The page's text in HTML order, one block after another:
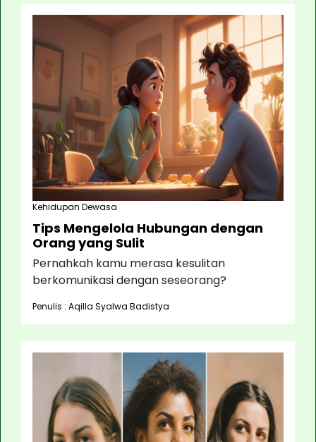
Kehidupan Dewasa
Tips Mengelola Hubungan dengan
Orang yang Sulit
Pernahkah kamu merasa kesulitan
berkomunikasi dengan seseorang?
Penulis : Aqilla Syalwa Badistya